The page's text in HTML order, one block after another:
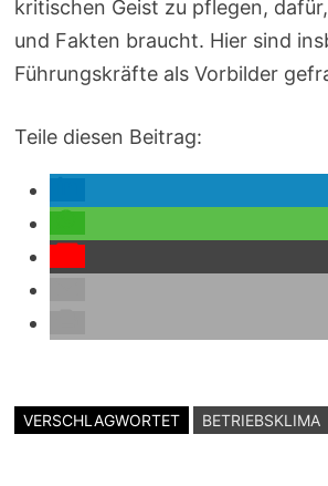
kritischen Geist zu pflegen,
und Fakten braucht. Hier sind
Führungskräfte als Vorbilder
Teile diesen Beitrag:
VERSCHLAGWORTET BETRIEBSKLIMA